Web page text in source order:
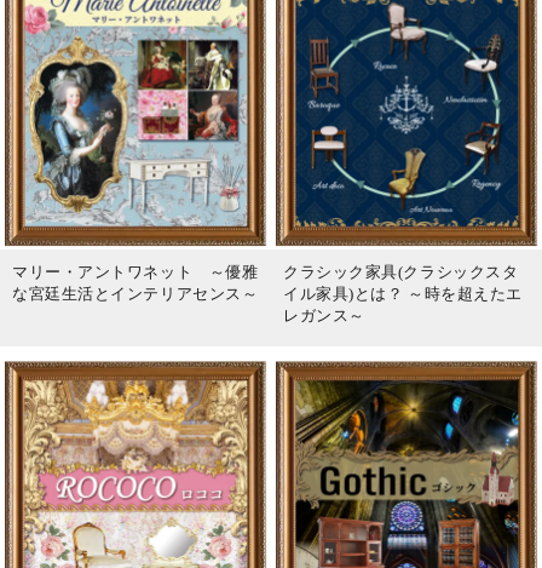
マリー・アントワネット ～優雅
な宮廷生活とインテリアセンス～
クラシック家具(クラシックスタ
イル家具)とは？ ～時を超えたエ
レガンス～